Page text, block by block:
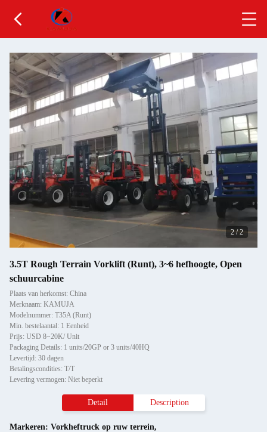
2/2
3.5T Rough Terrain Vorklift (Runt), 3~6 hefhoogte, Open
schuurcabine
Plaats van herkomst: China
Merknaam: KAMUJA
Modelnummer: T35A (Runt)
Min. bestelaantal: 1 Eenheid
Prijs: USD 8~20K/ Unit
Packaging Details: 1 units/20GP or 3 units/40HQ
Levertijd: 30 dagen
Betalingscondities: T/T
Levering vermogen: Niet beperkt
Detail Description
Markeren: Vorkheftruck op ruw terrein,